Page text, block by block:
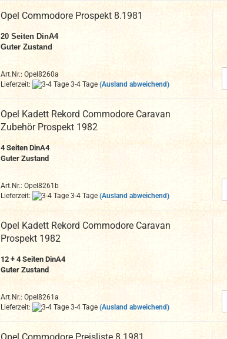
Opel Commodore Prospekt 8.1981
20 Seiten DinA4
Guter Zustand
Art.Nr.: Opel8260a
Lieferzeit:
3-4 Tage (Ausland abweichend)
Opel Kadett Rekord Commodore Caravan
Zubehör Prospekt 1982
4 Seiten DinA4
Guter Zustand
Art.Nr.: Opel8261b
Lieferzeit:
3-4 Tage (Ausland abweichend)
Opel Kadett Rekord Commodore Caravan
Prospekt 1982
12 + 4 Seiten DinA4
Guter Zustand
Art.Nr.: Opel8261a
Lieferzeit:
3-4 Tage (Ausland abweichend)